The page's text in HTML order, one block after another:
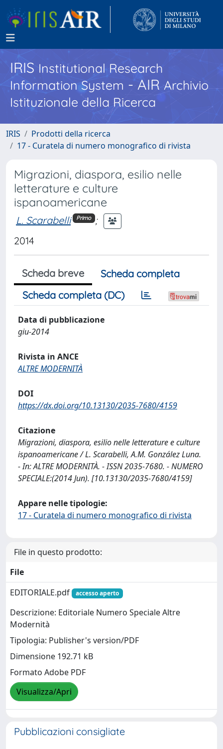
IRISInstitutional Research
Information System - AIR Archivio
Istituzionale della Ricerca
IRIS
Prodotti della ricerca
17 - Curatela di numero monografico di rivista
Migrazioni, diaspora, esilio nelle
letterature e culture
ispanoamericane
L. Scarabelli Primo ;
2014
Scheda breve
Scheda completa
Scheda completa (DC)
Data di pubblicazione
giu-2014
Rivista in ANCE
ALTRE MODERNITÀ
DOI
https://dx.doi.org/10.13130/2035-7680/4159
Citazione
Migrazioni, diaspora, esilio nelle letterature e culture
ispanoamericane / L. Scarabelli, A.M. González Luna.
- In: ALTRE MODERNITÀ. - ISSN 2035-7680. - NUMERO
SPECIALE:(2014 Jun). [10.13130/2035-7680/4159]
Appare nelle tipologie:
17 - Curatela di numero monografico di rivista
File in questo prodotto:
File
EDITORIALE.pdf
accesso aperto
Descrizione: Editoriale Numero Speciale Altre
Modernità
Tipologia: Publisher's version/PDF
Dimensione 192.71 kB
Formato Adobe PDF
Visualizza/Apri
Pubblicazioni consigliate